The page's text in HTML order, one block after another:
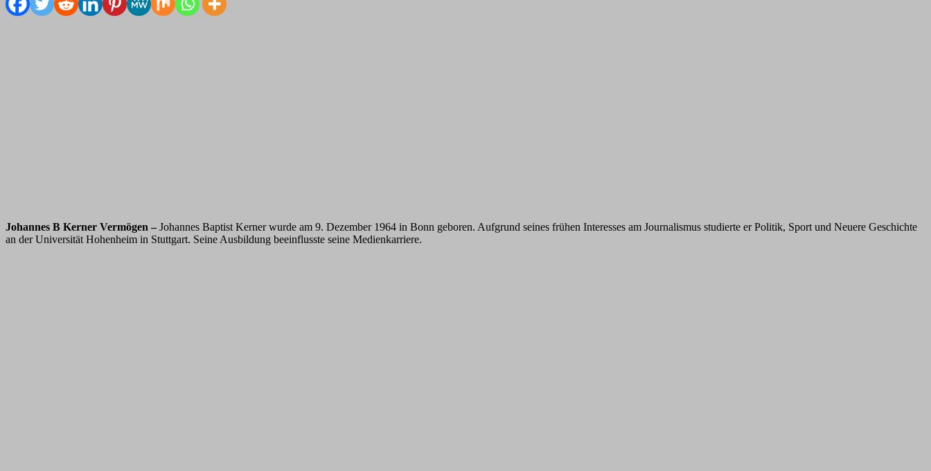
Johannes B Kerner Vermögen – Johannes Baptist Kerner wurde am 9. Dezember 1964 in Bonn geboren. Aufgrund seines frühen Interesses am Journalismus studierte er Politik, Sport und Neuere Geschichte
an der Universität Hohenheim in Stuttgart. Seine Ausbildung beeinflusste seine Medienkarriere.